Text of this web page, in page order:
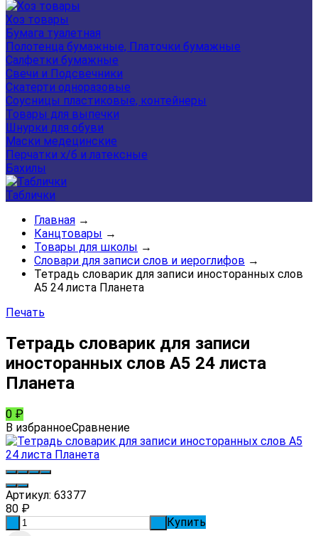
Хоз товары
Бумага туалетная
Полотенца бумажные, Платочки бумажные
Салфетки бумажные
Свечи и Подсвечники
Скатерти одноразовые
Соусницы пластиковые, контейнеры
Товары для выпечки
Шнурки для обуви
Маски медецинские
Перчатки х/б и латексные
Бахилы
Таблички
Главная →
Канцтовары →
Товары для школы →
Словари для записи слов и иероглифов →
Тетрадь словарик для записи иносторанных слов
А5 24 листа Планета
Печать
Тетрадь словарик для записи
иносторанных слов А5 24 листа
Планета
0 ₽
В избранноеСравнение
Артикул: 63377
80 ₽
Купить